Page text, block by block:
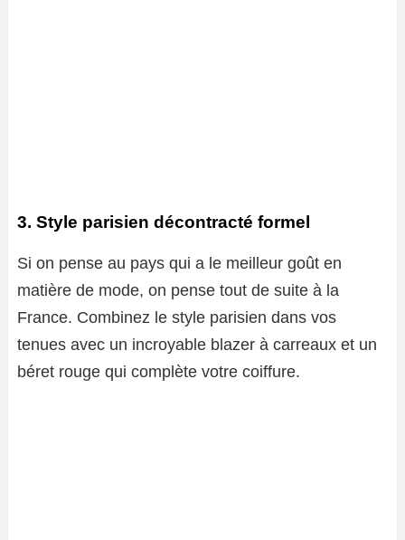
3. Style parisien décontracté formel
Si on pense au pays qui a le meilleur goût en
matière de mode, on pense tout de suite à la
France. Combinez le style parisien dans vos
tenues avec un incroyable blazer à carreaux et un
béret rouge qui complète votre coiffure.